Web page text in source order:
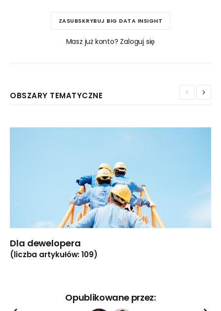
ZASUBSKRYBUJ BIG DATA INSIGHT
Masz już konto? Zaloguj się
OBSZARY TEMATYCZNE
Dla dewelopera
(liczba artykułów: 109)
Opublikowane przez: